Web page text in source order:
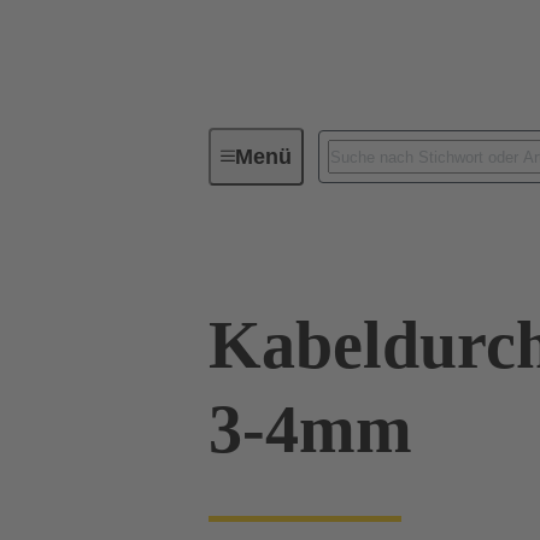
MenüIndustrie-Steckverbinder / Han®
3-4mm